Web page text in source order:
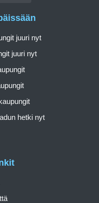
juuri nyt
juuri nyt
hetki nyt